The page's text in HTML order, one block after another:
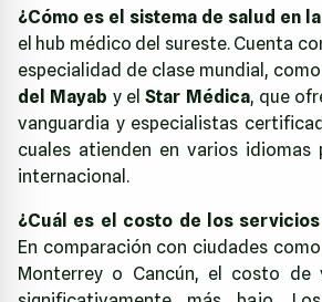
¿Cómo es el sistema de salud en
el hub médico del sureste. Cuenta
especialidad de clase mundial, como
del Mayab y elStar Médica, que
vanguardia y especialistas
cuales atienden en varios idiomas
internacional.
¿Cuál es el costo de los servicios
En comparación con ciudades
Monterrey o Cancún, el costo de